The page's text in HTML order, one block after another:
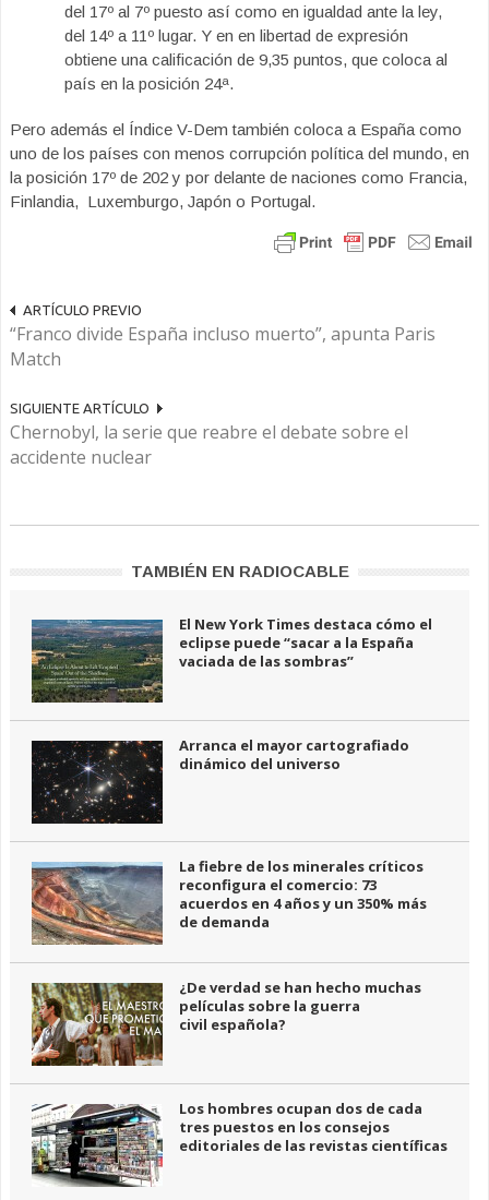
del 17º al 7º puesto así como en igualdad ante la ley,
del 14º a 11º lugar. Y en en libertad de expresión
obtiene una calificación de 9,35 puntos, que coloca al
país en la posición 24ª.
Pero además el Índice V-Dem también coloca a España como
uno de los países con menos corrupción política del mundo, en
la posición 17º de 202 y por delante de naciones como Francia,
Finlandia, Luxemburgo, Japón o Portugal.
ARTÍCULO PREVIO
“Franco divide España incluso muerto”, apunta Paris
Match
SIGUIENTE ARTÍCULO
Chernobyl, la serie que reabre el debate sobre el
accidente nuclear
TAMBIÉN EN RADIOCABLE
El New York Times destaca cómo el
eclipse puede “sacar a la España
vaciada de las sombras”
Arranca el mayor cartografiado
dinámico del universo
La fiebre de los minerales críticos
reconfigura el comercio: 73
acuerdos en 4 años y un 350% más
de demanda
¿De verdad se han hecho muchas
películas sobre la guerra
civil española?
Los hombres ocupan dos de cada
tres puestos en los consejos
editoriales de las revistas científicas